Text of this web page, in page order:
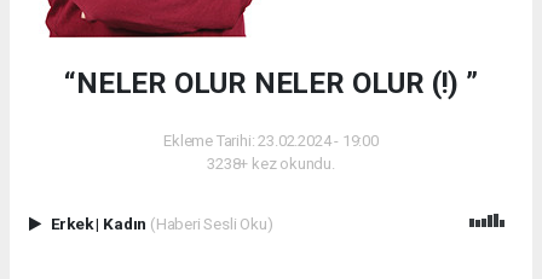
“NELER OLUR NELER OLUR (!) ”
Ekleme Tarihi: 23.02.2024 - 19:00
3238+ kez okundu.
Erkek| Kadın (Haberi Sesli Oku)